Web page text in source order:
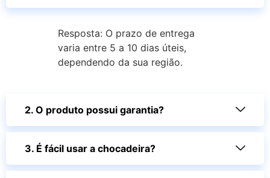
Resposta: O prazo de entrega
varia entre 5 a 10 dias úteis,
dependendo da sua região.
2. O produto possui garantia?
3. É fácil usar a chocadeira?